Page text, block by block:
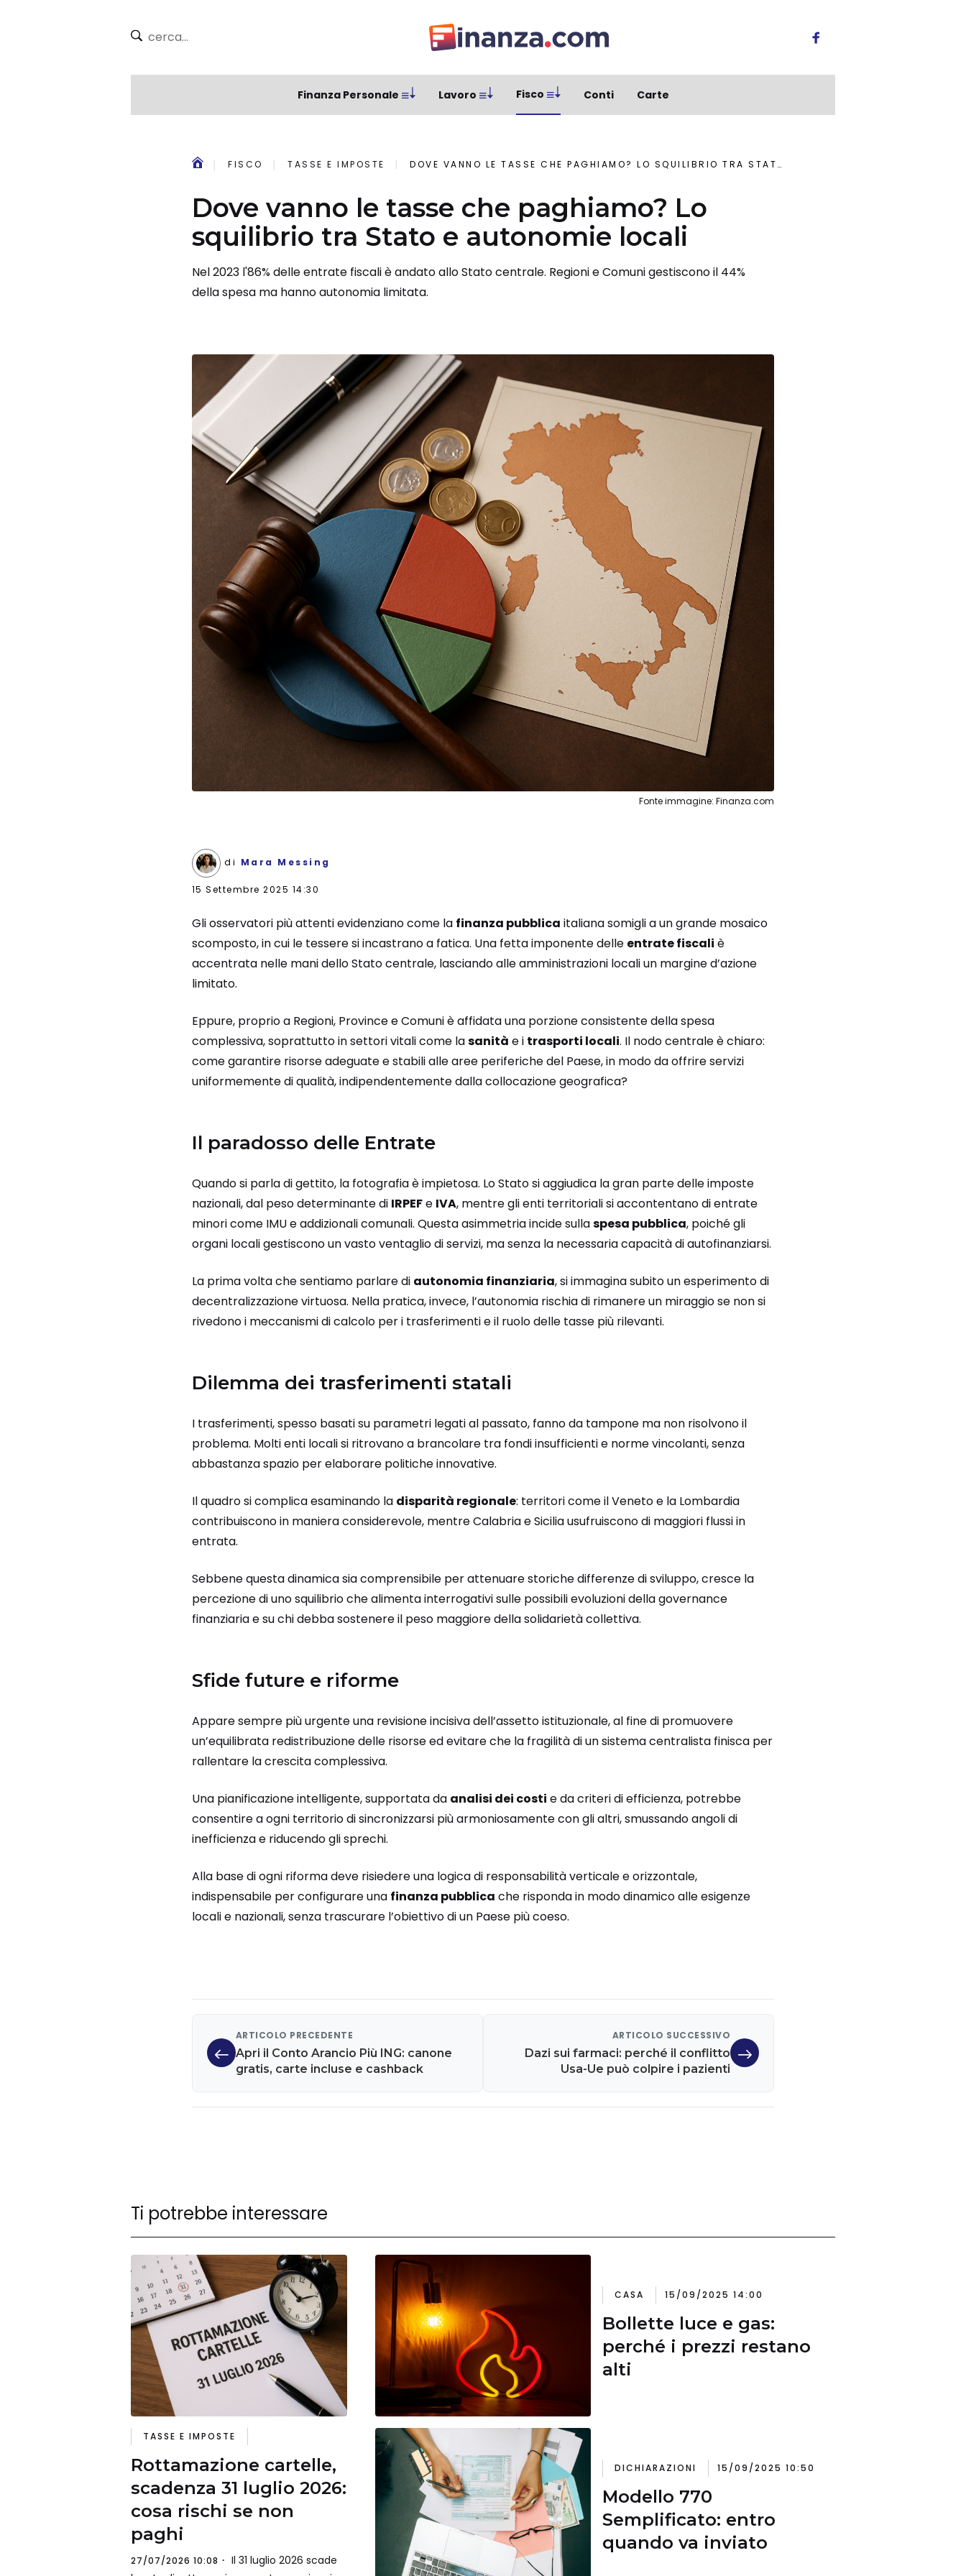
Finanza Personale Lavoro Fisco Conti Carte
FISCO TASSE E IMPOSTE DOVE VANNO LE TASSE CHE PAGHIAMO? LO SQUILIBRIO TRA STATO E AUTONOMIE LOCALI
Dove vanno le tasse che paghiamo? Lo
squilibrio tra Stato e autonomie locali
Nel 2023 l'86% delle entrate fiscali è andato allo Stato centrale. Regioni e Comuni gestiscono il 44%
della spesa ma hanno autonomia limitata.
Fonte immagine: Finanza.com
di Mara Messing
15 Settembre 2025 14:30
Gli osservatori più attenti evidenziano come la finanza pubblica italiana somigli a un grande mosaico
scomposto, in cui le tessere si incastrano a fatica. Una fetta imponente delle entrate fiscali è
accentrata nelle mani dello Stato centrale, lasciando alle amministrazioni locali un margine d’azione
limitato.
Eppure, proprio a Regioni, Province e Comuni è affidata una porzione consistente della spesa
complessiva, soprattutto in settori vitali come lasanità e i trasporti locali. Il nodo centrale è chiaro:
come garantire risorse adeguate e stabili alle aree periferiche del Paese, in modo da offrire servizi
uniformemente di qualità, indipendentemente dalla collocazione geografica?
Il paradosso delle Entrate
Quando si parla di gettito, la fotografia è impietosa. Lo Stato si aggiudica la gran parte delle imposte
nazionali, dal peso determinante di IRPEFe IVA, mentre gli enti territoriali si accontentano di entrate
minori come IMU e addizionali comunali. Questa asimmetria incide sullaspesa pubblica, poiché gli
organi locali gestiscono un vasto ventaglio di servizi, ma senza la necessaria capacità di autofinanziarsi.
La prima volta che sentiamo parlare di autonomia finanziaria, si immagina subito un esperimento di
decentralizzazione virtuosa. Nella pratica, invece, l’autonomia rischia di rimanere un miraggio se non si
rivedono i meccanismi di calcolo per i trasferimenti e il ruolo delle tasse più rilevanti.
Dilemma dei trasferimenti statali
I trasferimenti, spesso basati su parametri legati al passato, fanno da tampone ma non risolvono il
problema. Molti enti locali si ritrovano a brancolare tra fondi insufficienti e norme vincolanti, senza
abbastanza spazio per elaborare politiche innovative.
Il quadro si complica esaminando la disparità regionale: territori come il Veneto e la Lombardia
contribuiscono in maniera considerevole, mentre Calabria e Sicilia usufruiscono di maggiori flussi in
entrata.
Sebbene questa dinamica sia comprensibile per attenuare storiche differenze di sviluppo, cresce la
percezione di uno squilibrio che alimenta interrogativi sulle possibili evoluzioni della governance
finanziaria e su chi debba sostenere il peso maggiore della solidarietà collettiva.
Sfide future e riforme
Appare sempre più urgente una revisione incisiva dell’assetto istituzionale, al fine di promuovere
un’equilibrata redistribuzione delle risorse ed evitare che la fragilità di un sistema centralista finisca per
rallentare la crescita complessiva.
Una pianificazione intelligente, supportata da analisi dei costi e da criteri di efficienza, potrebbe
consentire a ogni territorio di sincronizzarsi più armoniosamente con gli altri, smussando angoli di
inefficienza e riducendo gli sprechi.
Alla base di ogni riforma deve risiedere una logica di responsabilità verticale e orizzontale,
indispensabile per configurare una finanza pubblica che risponda in modo dinamico alle esigenze
locali e nazionali, senza trascurare l’obiettivo di un Paese più coeso.
ARTICOLO PRECEDENTE
Apri il Conto Arancio Più ING: canone
gratis, carte incluse e cashback
ARTICOLO SUCCESSIVO
Dazi sui farmaci: perché il conflitto
Usa-Ue può colpire i pazienti
Ti potrebbe interessare
TASSE E IMPOSTE
Rottamazione cartelle,
scadenza 31 luglio 2026:
cosa rischi se non
paghi
27/07/2026 10:08
Il 31 luglio 2026 scade
CASA 15/09/2025 14:00
Bollette luce e gas:
perché i prezzi restano
alti
DICHIARAZIONI 15/09/2025 10:50
Modello 770
Semplificato: entro
quando va inviato